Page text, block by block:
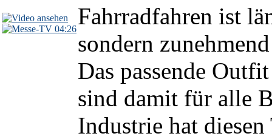
04:26Fahrradfahren ist
sondern
Das passende
sind damit für alle
Industrie hat